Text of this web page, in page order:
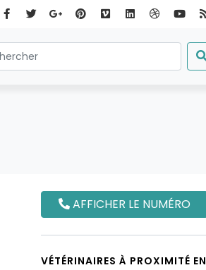
AFFICHER LE NUMÉRO
VÉTÉRINAIRES À PROXIMITÉ EN